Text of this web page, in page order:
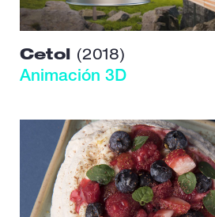
Cetol (2018)
Animación 3D